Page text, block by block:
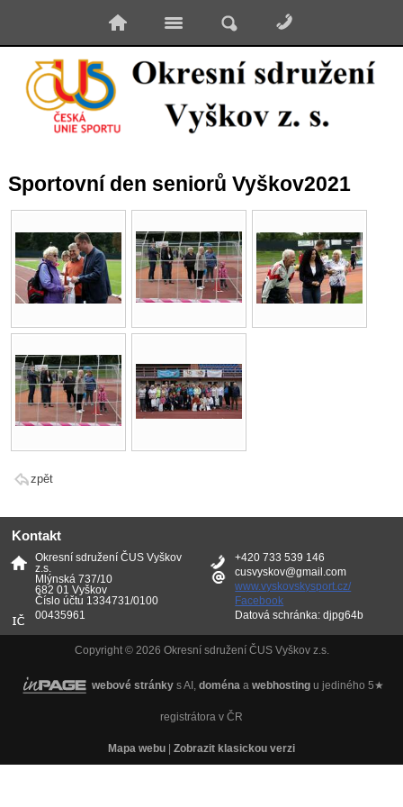
Sportovní den seniorů Vyškov2021
zpět
Kontakt
Okresní sdružení ČUS Vyškov
z.s.
Mlýnská 737/10
682 01 Vyškov
Číslo účtu 1334731/0100
00435961
+420 733 539 146
cusvyskov@gmail.com
www.vyskovskysport.cz/
Facebook
Datová schránka: djpg64b
Copyright © 2026 Okresní sdružení ČUS Vyškov z.s.
webové stránky s AI, doména a webhosting u jediného 5★
registrátora v ČR
Mapa webu Zobrazit klasickou verzi